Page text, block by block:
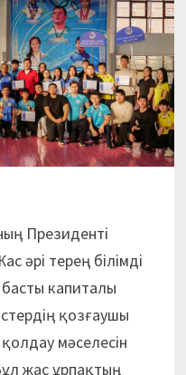
Президенті
әрі терең білімді
капиталы
қозғаушы
мәселесін
жас ұрпақтың